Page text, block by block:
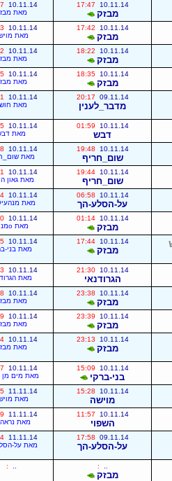
10.11.14
17:47
מבזק
10.11.14
מאת
10.11.14
17:42
מבזק
10.11.14
מאת
10.11.14
18:22
מבזק
10.11.14
מאת
10.11.14
18:35
מבזק
10.11.14
מאת
09.11.14
20:17
מדבר_לענין
10.11.14
מאת
10.11.14
01:59
דבש
10.11.14
מאת
10.11.14
19:48
שום_חריף
10.11.14
מאת
10.11.14
19:44
שום_חריף
10.11.14
מאת גאון
10.11.14
06:58
על-הסלע-הך
10.11.14
מאת
10.11.14
01:14
מבזק
10.11.14
מאת oמניק
10.11.14
17:44
מבזק
10.11.14
מאת בני-
10.11.14
21:30
הגרודנאי
10.11.14
מאת
10.11.14
23:38
מבזק
10.11.14
מאת
10.11.14
23:39
מבזק
10.11.14
מאת
10.11.14
23:13
מבזק
10.11.14
מאת
10.11.14
15:09
בני-ברקי
10.11.14
מאת מים מן
10.11.14
15:28
מוישה
11.11.14
מאת
10.11.14
11:57
השפוי
11.11.14
מאת נראה
09.11.14
17:58
על-הסלע-הך
11.11.14
מאת על-
:
מבזק
: